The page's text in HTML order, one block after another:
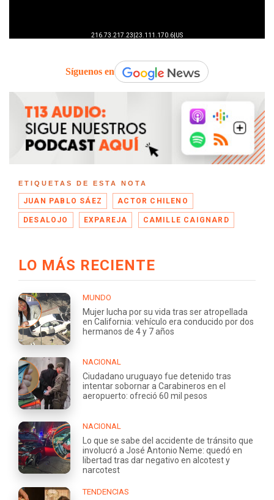
Síguenos en
ETIQUETAS DE ESTA NOTA
JUAN PABLO SÁEZ ACTOR CHILENO
DESALOJO EXPAREJA CAMILLE CAIGNARD
LO MÁS RECIENTE
MUNDO
Mujer lucha por su vida tras ser atropellada
en California: vehículo era conducido por dos
hermanos de 4 y 7 años
NACIONAL
Ciudadano uruguayo fue detenido tras
intentar sobornar a Carabineros en el
aeropuerto: ofreció 60 mil pesos
NACIONAL
Lo que se sabe del accidente de tránsito que
involucró a José Antonio Neme: quedó en
libertad tras dar negativo en alcotest y
narcotest
TENDENCIAS